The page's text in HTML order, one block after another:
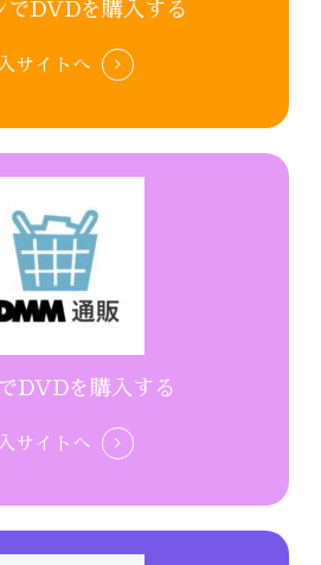
でDVDを購入する
サイトへ
DVDを購入する
サイトへ